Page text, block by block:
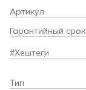
Артикул
Гарантийный срок
#Хештеги
Тип